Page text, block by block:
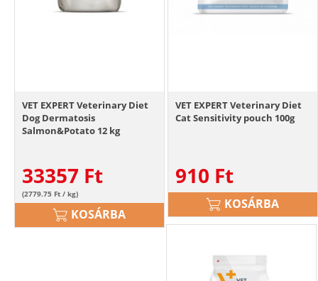
VET EXPERT Veterinary Diet
Dog Dermatosis
Salmon&Potato 12 kg
33357 Ft
(2779.75 Ft / kg)
KOSÁRBA
VET EXPERT Veterinary Diet
Cat Sensitivity pouch 100g
910 Ft
KOSÁRBA